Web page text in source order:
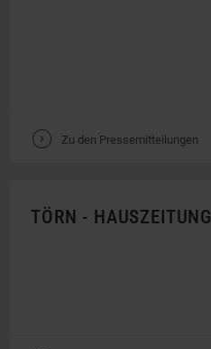
V Zu den Pressemitteilungen
TÖRN - HAUSZEITUNG